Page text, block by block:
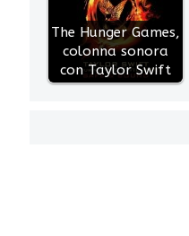
The Hunger Games,
colonna sonora
con Taylor Swift